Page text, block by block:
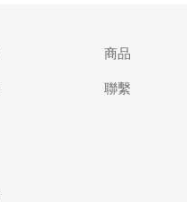
商品
聯繫